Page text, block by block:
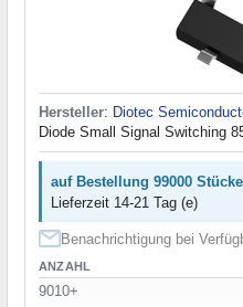
Hersteller: Diotec
Diode Small Signal Switching
auf Bestellung 99000
Lieferzeit 14-21 Tag (e)
Benachrichtigung bei
ANZAHL
9010+